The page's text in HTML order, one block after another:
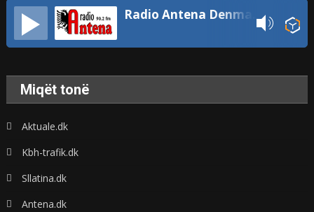
Radio Antena Denmark
Miqët tonë
Aktuale.dk
Kbh-trafik.dk
Sllatina.dk
Antena.dk